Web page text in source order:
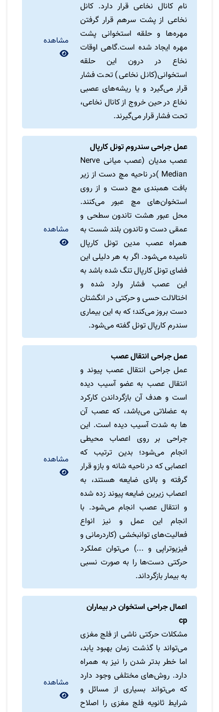
نام کانال نخاعی قرار دارد. کانل
نخاعی از پشت سرهم قرار گرفتن
مهره‌ها و حلقه استخوانی پشت
مهره ایجاد شده است.گاهی اوقات
نخاع در درون این حلقه
استخوانی(کانل نخاعی) تحت فشار
قرار می‌گیرد و یا ریشه‌های عصبی
نخاع در حین خروج از کانال نخاعی،
تحت فشار قرار می‌گیرند.
مشاهده
عمل جراحی سندروم تونل کارپال
عصب مدیان (عصب میانی Nerve
Median )در ناحیه مچ دست از زیر
بافت همبندی مچ دست و از روی
استخوان‌های مچ عبور می‌کنند.
محل عبور هشت تاندون سطحی و
عمقی دست و تاندون بلند شست به
همراه عصب مدین تونل کارپال
نامیده می‌شود. اگر به هر دلیلی این
فضای تونل کارپال تنگ شده باشد به
این عصب فشار وارد شده و
اختالالت حسی و حرکتی در انگشتان
دست بروز می‌کند؛ که به این بیماری
سندرم کارپال تونل گفته می‌شود.
مشاهده
عمل جراحی انتقال عصب
عمل جراحی انتقال عصب پیوند و
انتقال عصب به عضو آسیب دیده
است و هدف آن بازگرداندن کارکرد
به عضلاتی می‌باشد، که عصب آن
ها به شدت آسیب دیده است. این
جراحی بر روی اعصاب محیطی
انجام می‌شود؛ بدین ترتیب که
اعصابی که در ناحیه شانه و بازو قرار
گرفته و بالای ضایعه هستند، به
اعصاب زیرین ضایعه پیوند زده شده
و انتقال عصب انجام می‌شود. با
انجام این عمل و نیز انواع
فعالیت‌های توانبخشی (کاردرمانی و
فیزیوتراپی و ...) می‌توان عملکرد
حرکتی دست‌ها را به صورت نسبی
به بیمار بازگرداند.
مشاهده
اعمال جراحی استخوان در بیماران
cp
مشکلات حرکتی ناشی از فلج مغزی
می‌تواند با گذشت زمان بهبود یابد،
اما خطر بدتر شدن را نیز به همراه
دارد. روش‌های مختلفی وجود دارد
که می‌تواند بسیاری از مسائل و
شرایط ثانویه فلج مغزی را اصلاح
مشاهده